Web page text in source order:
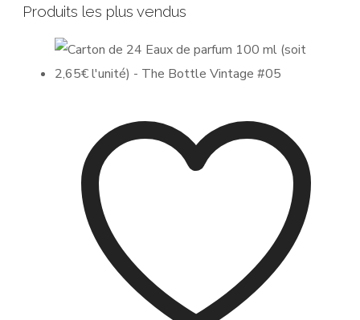
Produits les plus vendus